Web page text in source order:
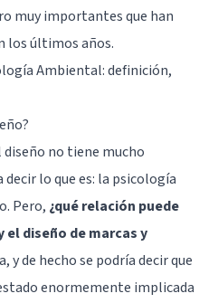
muy importantes que han
los últimos años.
Ambiental: definición,
no tiene mucho
lo que es: la psicología
Pero, ¿qué relación puede
diseño de marcas y
y de hecho se podría decir que
enormemente implicada